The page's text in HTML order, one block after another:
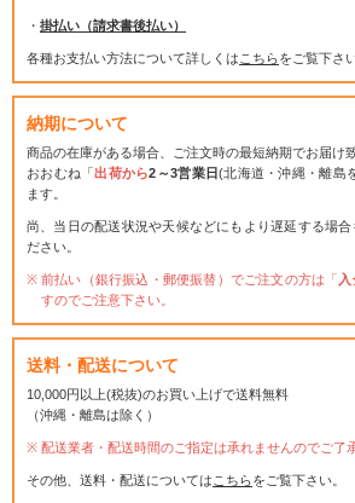
・ 掛払い（請求書後払い）
各種お支払い方法について詳しくは こちらをご覧下さい
納期について
商品の在庫がある場合、ご注文時の最短納期でお届け
おおむね「出荷から2～3営業日(北海道・沖縄・離島
ます。
尚、当日の配送状況や天候などにもより遅延する場合
ださい。
前払い（銀行振込・郵便振替）でご注文の方は「
すのでご注意下さい。
送料・配送について
10,000円以上(税抜)のお買い上げで送料無料
（沖縄・離島は除く）
配送業者・配送時間のご指定は承れませんのでご了
その他、送料・配送については こちらをご覧下さい。